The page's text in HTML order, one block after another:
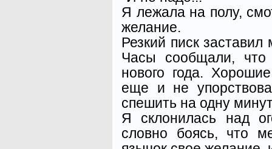
Я лежала на полу,
желание.
Резкий писк заставил
Часы сообщали,
нового года.
еще и не
спешить на одну
Я склонилась над
словно боясь, что